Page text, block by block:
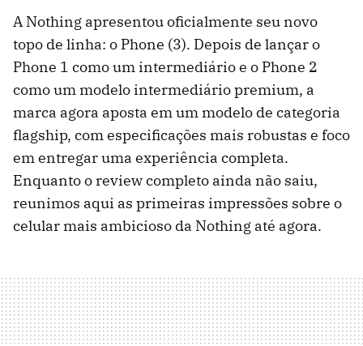
A Nothing apresentou oficialmente seu novo
topo de linha: o Phone (3). Depois de lançar o
Phone 1 como um intermediário e o Phone 2
como um modelo intermediário premium, a
marca agora aposta em um modelo de categoria
flagship, com especificações mais robustas e foco
em entregar uma experiência completa.
Enquanto o review completo ainda não saiu,
reunimos aqui as primeiras impressões sobre o
celular mais ambicioso da Nothing até agora.